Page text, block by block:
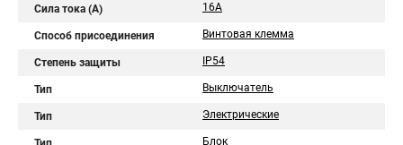
Сила тока (A) 16А
Способ присоединения Винтовая клемма
Степень защиты IP54
Тип Выключатель
Тип Электрические
Блок